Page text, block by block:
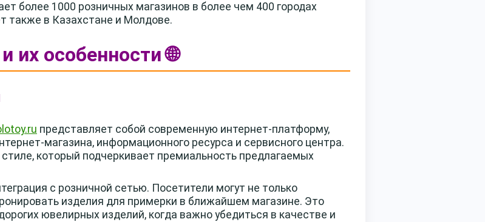
более 1000 розничных магазинов в более чем 400 городах
также в Казахстане и Молдове.
особенности 🌐
представляет собой современную интернет-платформу,
магазина, информационного ресурса и сервисного центра.
который подчеркивает премиальность предлагаемых
с розничной сетью. Посетители могут не только
изделия для примерки в ближайшем магазине. Это
ювелирных изделий, когда важно убедиться в качестве и